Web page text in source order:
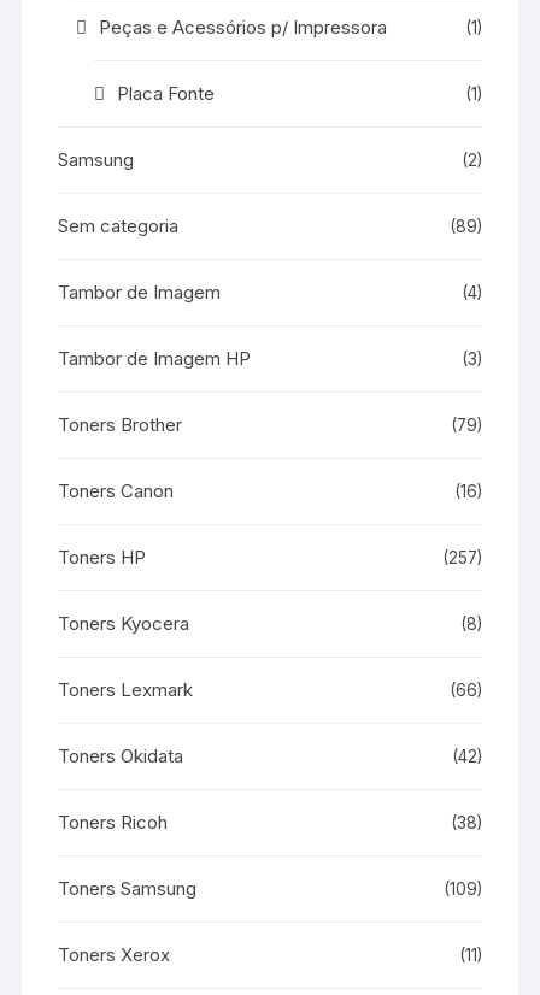
Peças e Acessórios p/ Impressora (1)
Placa Fonte (1)
Samsung (2)
Sem categoria (89)
Tambor de Imagem (4)
Tambor de Imagem HP (3)
Toners Brother (79)
Toners Canon (16)
Toners HP (257)
Toners Kyocera (8)
Toners Lexmark (66)
Toners Okidata (42)
Toners Ricoh (38)
Toners Samsung (109)
Toners Xerox (11)